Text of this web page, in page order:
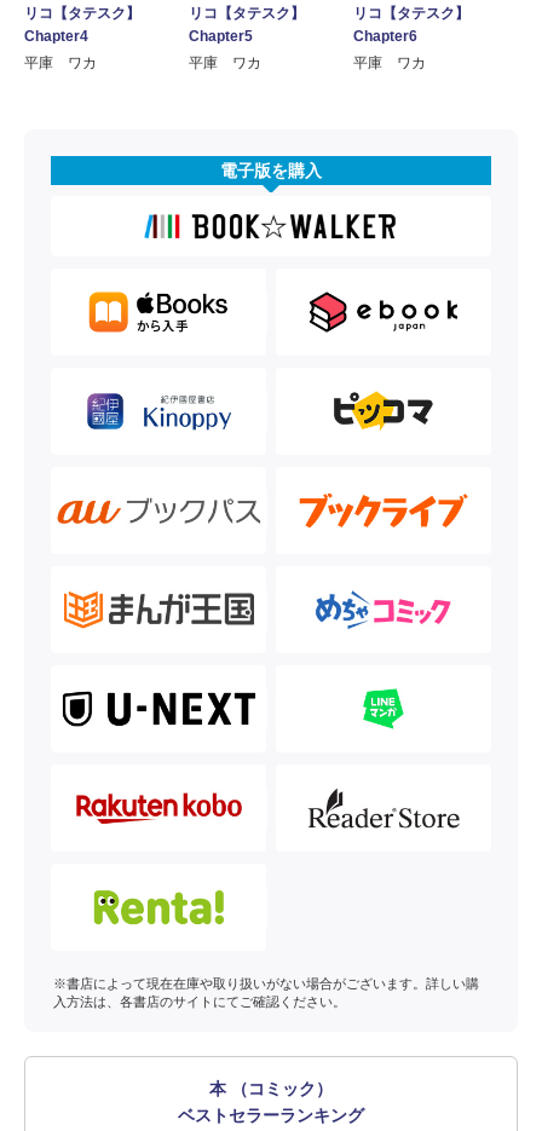
リコ【タテスク】
Chapter4
平庫 ワカ
リコ【タテスク】
Chapter5
平庫 ワカ
リコ【タテスク】
Chapter6
平庫 ワカ
電子版を購入
※書店によって現在在庫や取り扱いがない場合がございます。詳しい購
入方法は、各書店のサイトにてご確認ください。
本 （コミック）
ベストセラーランキング